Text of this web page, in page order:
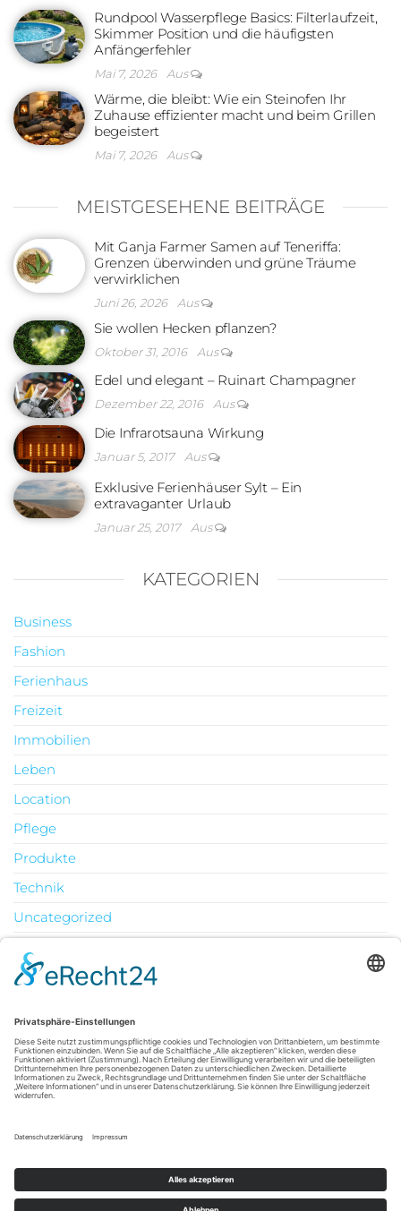
Rundpool Wasserpflege Basics: Filterlaufzeit,
Skimmer Position und die häufigsten
Anfängerfehler
Mai 7, 2026 Aus
Wärme, die bleibt: Wie ein Steinofen Ihr
Zuhause effizienter macht und beim Grillen
begeistert
Mai 7, 2026 Aus
MEISTGESEHENE BEITRÄGE
Mit Ganja Farmer Samen auf Teneriffa:
Grenzen überwinden und grüne Träume
verwirklichen
Juni 26, 2026 Aus
Sie wollen Hecken pflanzen?
Oktober 31, 2016 Aus
Edel und elegant – Ruinart Champagner
Dezember 22, 2016 Aus
Die Infrarotsauna Wirkung
Januar 5, 2017 Aus
Exklusive Ferienhäuser Sylt – Ein
extravaganter Urlaub
Januar 25, 2017 Aus
KATEGORIEN
Business
Fashion
Ferienhaus
Freizeit
Immobilien
Leben
Location
Pflege
Produkte
Technik
Uncategorized
M
D
1
2
3
4 5 6 7 8
9
17
18 19
27 28